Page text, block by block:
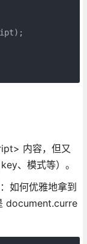
内容，但又
、模式等）。
如何优雅地拿到
document.curre